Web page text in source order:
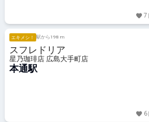
7
エキメシ！ 駅から198 m
スフレドリア
星乃珈琲店 広島大手町店
本通駅
6